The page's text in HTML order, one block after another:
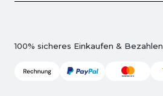
100% sicheres Einkaufen & Bezahlen